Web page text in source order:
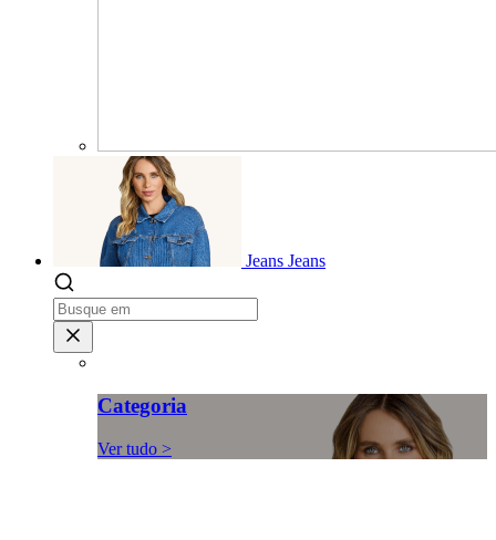
Jeans Jeans
Categoria
Ver tudo >